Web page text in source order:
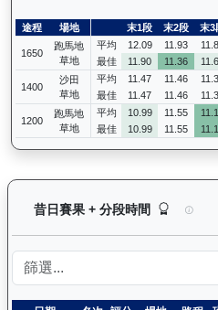
途程 場地 末1段 末2段 末3
1650
跑馬地
草地
平均 12.09 11.93
最佳
11.90 11.36
1400
沙田
草地
平均 11.47 11.46
最佳
11.47 11.46
1200
跑馬地
草地
平均 10.99 11.55
最佳
10.99 11.55
昔日賽果 + 分段時間 浪